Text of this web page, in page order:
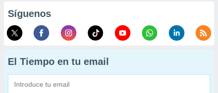
Síguenos
El Tiempo en tu email